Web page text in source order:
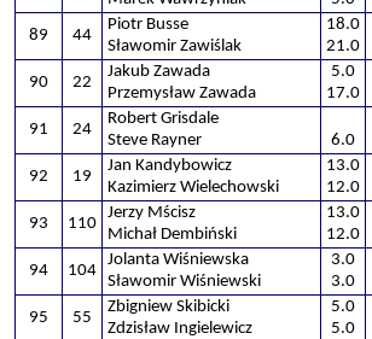
89
44
Piotr Busse
Sławomir Zawiślak
18.0
21.0
90
22
Jakub Zawada
Przemysław Zawada
5.0
17.0
91
24
Robert Grisdale
Steve Rayner
6.0
92 19
Jan Kandybowicz
Kazimierz Wielechowski
13.0
12.0
93
110
Jerzy Mścisz
Michał Dembiński
13.0
12.0
94 104
Jolanta Wiśniewska
Sławomir Wiśniewski
3.0
3.0
95 55
Zbigniew Skibicki
Zdzisław Ingielewicz
5.0
5.0